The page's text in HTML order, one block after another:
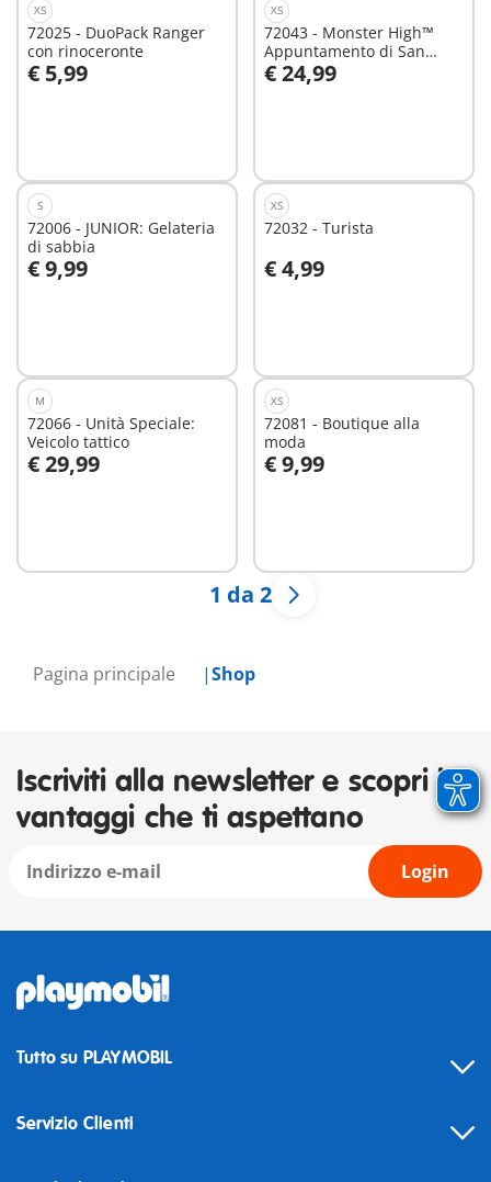
Pagina principale Shop
XS
72025 - DuoPack Ranger
con rinoceronte
€ 5,99
Aggiungi al carrello
XS
72043 - Monster High™
Appuntamento di San
Valentino
€ 24,99
Aggiungi al carrello
S
72006 - JUNIOR: Gelateria
di sabbia
€ 9,99
Aggiungi al carrello
XS
72032 - Turista
€ 4,99
Aggiungi al carrello
M
72066 - Unità Speciale:
Veicolo tattico
€ 29,99
Aggiungi al carrello
XS
72081 - Boutique alla
moda
€ 9,99
Aggiungi al carrello
1 da 2
Iscriviti alla newsletter e scopri i
vantaggi che ti aspettano
Login
Tutto su PLAYMOBIL
Servizio Clienti